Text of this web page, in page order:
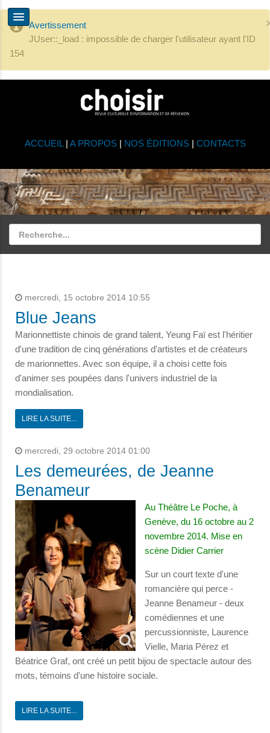
Avertissement
JUser::_load : impossible de charger l'utilisateur ayant l'ID
154
ACCUEIL | A PROPOS| NOS ÉDITIONS| CONTACTS
mercredi, 15 octobre 2014 10:55
Blue Jeans
Marionnettiste chinois de grand talent, Yeung Faï est l'héritier
d'une tradition de cinq générations d'artistes et de créateurs
de marionnettes. Avec son équipe, il a choisi cette fois
d'animer ses poupées dans l'univers industriel de la
mondialisation.
LIRE LA SUITE...
mercredi, 29 octobre 2014 01:00
Les demeurées, de Jeanne
Benameur
Au Théâtre Le Poche, à
Genève, du 16 octobre au 2
novembre 2014. Mise en
scène Didier Carrier
Sur un court texte d'une
romancière qui perce -
Jeanne Benameur - deux
comédiennes et une
percussionniste, Laurence
Vielle, Maria Pérez et
Béatrice Graf, ont créé un petit bijou de spectacle autour des
mots, témoins d'une histoire sociale.
LIRE LA SUITE...